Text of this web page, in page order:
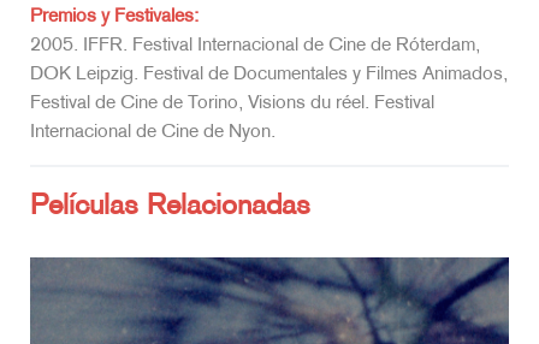
Premios y Festivales:
2005. IFFR. Festival Internacional de Cine de Róterdam,
DOK Leipzig. Festival de Documentales y Filmes Animados,
Festival de Cine de Torino, Visions du réel. Festival
Internacional de Cine de Nyon.
Películas Relacionadas